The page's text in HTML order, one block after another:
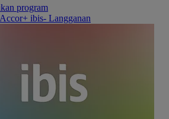
program
ibis- Langganan